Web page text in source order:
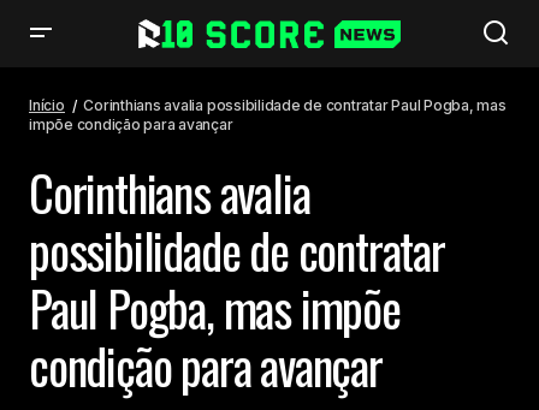
condição para avançar
Início
Corinthians avalia possibilidade de contratar Paul Pogba, mas
impõe condição para avançar
Corinthians avalia
possibilidade de contratar
Paul Pogba, mas impõe
condição para avançar